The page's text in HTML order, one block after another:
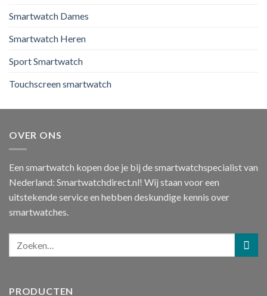
Smartwatch Dames
Smartwatch Heren
Sport Smartwatch
Touchscreen smartwatch
OVER ONS
Een smartwatch kopen doe je bij de smartwatchspecialist van
Nederland: Smartwatchdirect.nl! Wij staan voor een
uitstekende service en hebben deskundige kennis over
smartwatches.
PRODUCTEN